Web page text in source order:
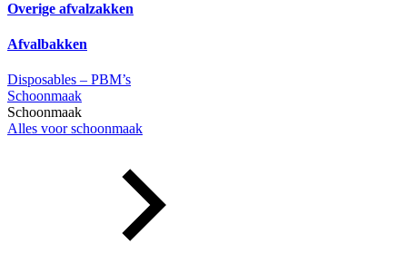
Overige afvalzakken
Afvalbakken
Disposables – PBM’s
Schoonmaak
Schoonmaak
Alles voor schoonmaak